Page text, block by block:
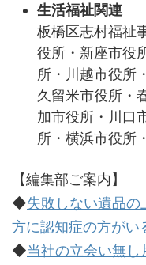
生活福祉関連
板橋区志村福祉
役所・新座市役
所・川越市役所
久留米市役所・
加市役所・川口
所・横浜市役所
【編集部ご案内】
◆失敗しない遺品の
方に認知症の方がい
◆当社の立会い無し